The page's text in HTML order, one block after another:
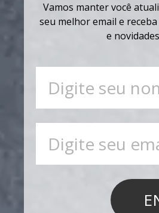
Vamos manter você
seu melhor email e
e